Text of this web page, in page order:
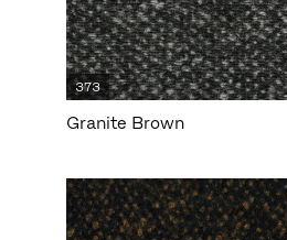
373
Granite Brown